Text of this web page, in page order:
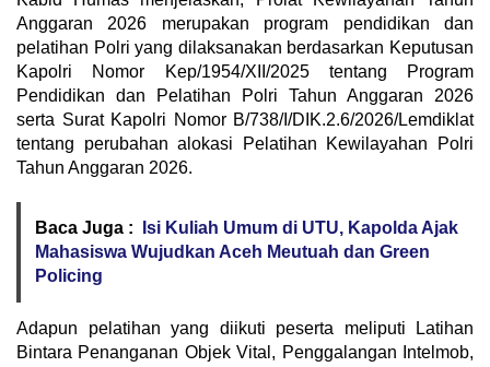
Anggaran 2026 merupakan program pendidikan dan
pelatihan Polri yang dilaksanakan berdasarkan Keputusan
Kapolri Nomor Kep/1954/XII/2025 tentang Program
Pendidikan dan Pelatihan Polri Tahun Anggaran 2026
serta Surat Kapolri Nomor B/738/I/DIK.2.6/2026/Lemdiklat
tentang perubahan alokasi Pelatihan Kewilayahan Polri
Tahun Anggaran 2026.
Baca Juga :
Isi Kuliah Umum di UTU, Kapolda Ajak
Mahasiswa Wujudkan Aceh Meutuah dan Green
Policing
Adapun pelatihan yang diikuti peserta meliputi Latihan
Bintara Penanganan Objek Vital, Penggalangan Intelmob,